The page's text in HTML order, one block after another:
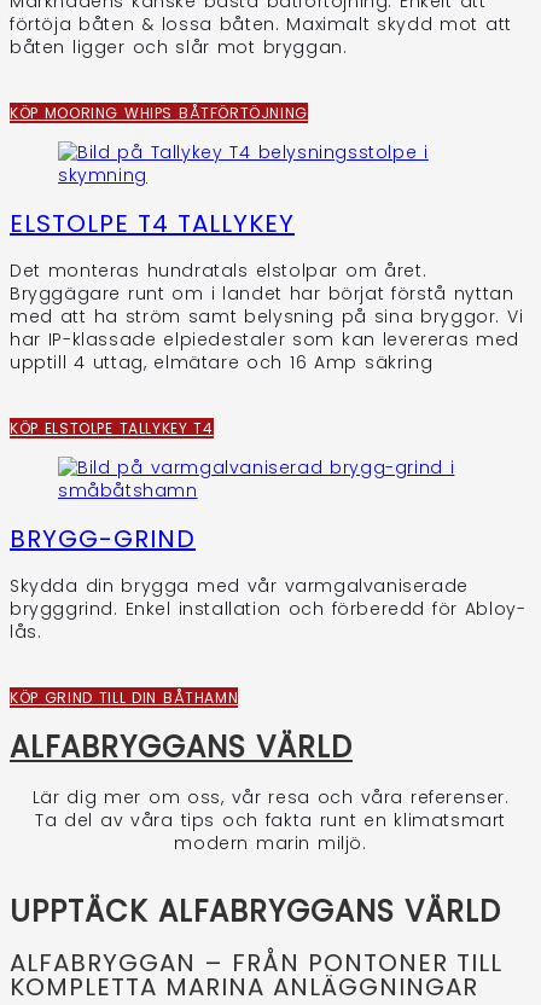
förtöja båten & lossa båten. Maximalt skydd mot att
båten ligger och slår mot bryggan.
KÖP MOORING WHIPS BÅTFÖRTÖJNING
ELSTOLPE T4 TALLYKEY
Det monteras hundratals elstolpar om året.
Bryggägare runt om i landet har börjat förstå nyttan
med att ha ström samt belysning på sina bryggor. Vi
har IP-klassade elpiedestaler som kan levereras med
upptill 4 uttag, elmätare och 16 Amp säkring
KÖP ELSTOLPE TALLYKEY T4
BRYGG-GRIND
Skydda din brygga med vår varmgalvaniserade
brygggrind. Enkel installation och förberedd för Abloy-
lås.
KÖP GRIND TILL DIN BÅTHAMN
ALFABRYGGANS VÄRLD
Lär dig mer om oss, vår resa och våra referenser.
Ta del av våra tips och fakta runt en klimatsmart
modern marin miljö.
UPPTÄCK ALFABRYGGANS VÄRLD
ALFABRYGGAN – FRÅN PONTONER TILL
KOMPLETTA MARINA ANLÄGGNINGAR